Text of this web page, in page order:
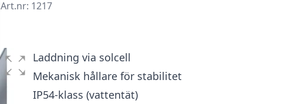
Art.nr: 1217
Laddning via solcell
Mekanisk hållare för stabilitet
IP54-klass (vattentät)